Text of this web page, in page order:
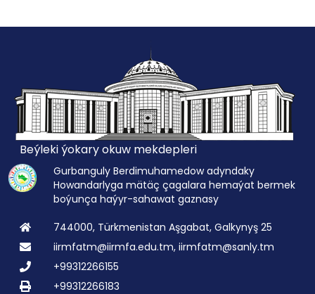
Beýleki ýokary okuw mekdepleri
Gurbanguly Berdimuhamedow adyndaky
Howandarlyga mätäç çagalara hemaýat bermek
boýunça haýyr-sahawat gaznasy
744000, Türkmenistan Aşgabat, Galkynyş 25
iirmfatm@iirmfa.edu.tm, iirmfatm@sanly.tm
+99312266155
+99312266183